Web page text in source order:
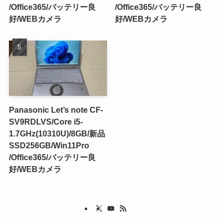
/Office365/バッテリー良
好/WEBカメラ
/Office365/バッテリー良
好/WEBカメラ
Panasonic Let’s note CF-
SV9RDLVS/Core i5-
1.7GHz(10310U)/8GB/新品
SSD256GB/Win11Pro
/Office365/バッテリー良
好/WEBカメラ